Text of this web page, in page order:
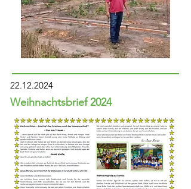
22.12.2024
Weihnachtsbrief 2024